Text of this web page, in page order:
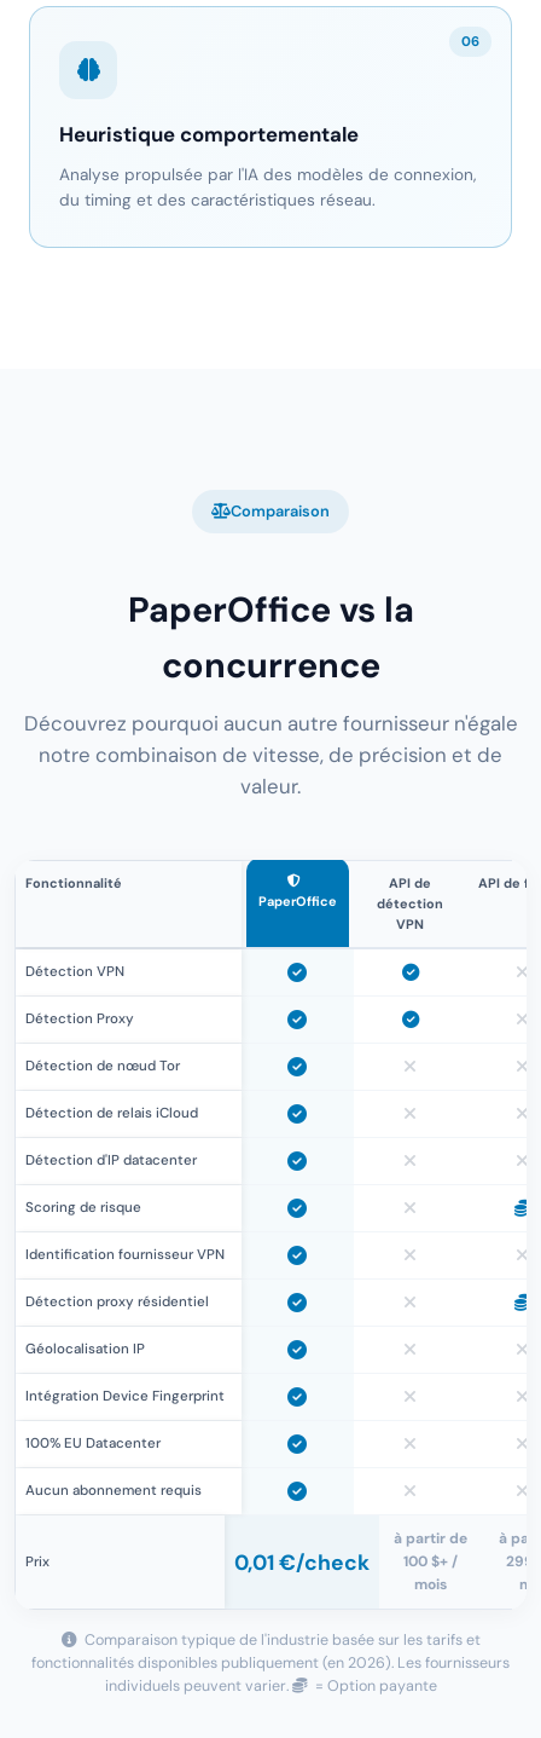
06
Heuristique comportementale
Analyse propulsée par l'IA des modèles de connexion,
du timing et des caractéristiques réseau.
Comparaison
PaperOffice vs la
concurrence
Découvrez pourquoi aucun autre fournisseur n'égale
notre combinaison de vitesse, de précision et de
valeur.
Fonctionnalité
PaperOffice
API de
détection
VPN
API de
Détection VPN
Détection Proxy
Détection de nœud Tor
Détection de relais iCloud
Détection d'IP datacenter
Scoring de risque
Identification fournisseur VPN
Détection proxy résidentiel
Géolocalisation IP
Intégration Device Fingerprint
100% EU Datacenter
Aucun abonnement requis
Prix 0,01 €/check
à partir de
100 $+ /
mois
à
299
Comparaison typique de l'industrie basée sur les tarifs et
fonctionnalités disponibles publiquement (en 2026). Les fournisseurs
individuels peuvent varier.
= Option payante